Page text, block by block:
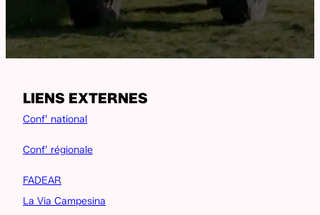
LIENS EXTERNES
Conf’ national
Conf’ régionale
FADEAR
La Via Campesina